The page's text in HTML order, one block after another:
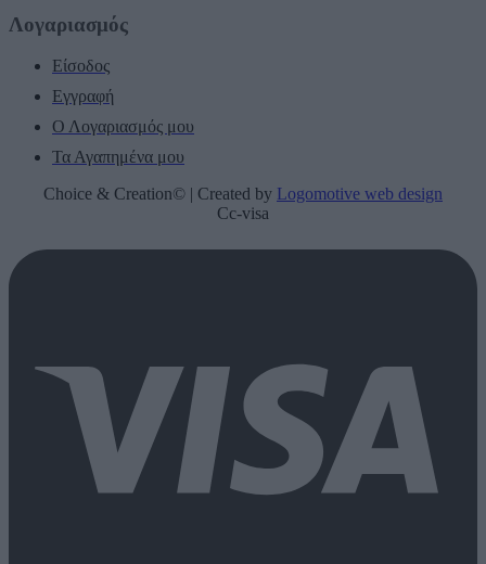
Λογαριασμός
Είσοδος
Εγγραφή
Ο Λογαριασμός μου
Τα Αγαπημένα μου
Choice & Creation© | Created by Logomotive web design
Cc-visa